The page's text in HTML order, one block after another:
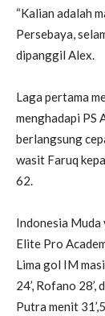
“Kalian adalah
Persebaya,
dipanggil Alex.
Laga pertama
menghadapi PS
berlangsung
wasit Faruq
62.
Indonesia Muda
Elite Pro
Lima gol IM
24’, Rofano
Putra menit